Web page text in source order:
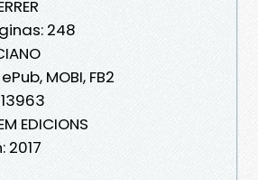
248
MOBI, FB2
EDICIONS
2017